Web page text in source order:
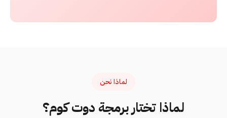
لماذا نحن
لماذا تختار برمجة دوت كوم؟